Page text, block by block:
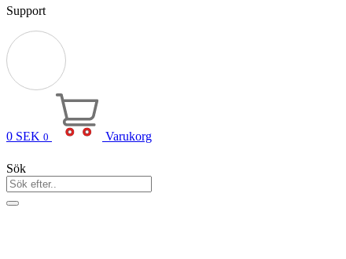
Support
0 SEK 0 Varukorg
Sök